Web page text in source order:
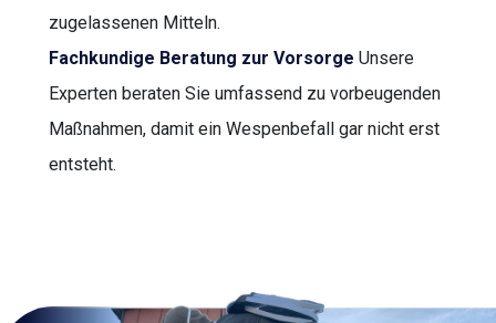
zugelassenen Mitteln.
Fachkundige Beratung zur Vorsorge Unsere
Experten beraten Sie umfassend zu vorbeugenden
Maßnahmen, damit ein Wespenbefall gar nicht erst
entsteht.